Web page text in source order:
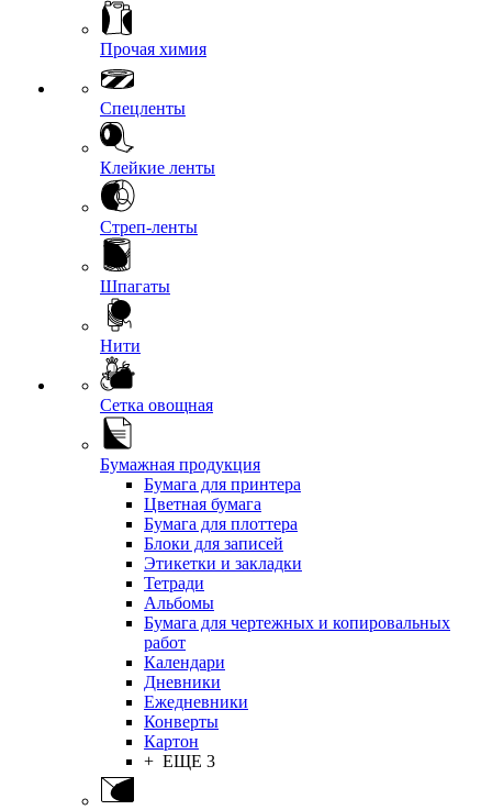
Прочая химия
Спецленты
Клейкие ленты
Стреп-ленты
Шпагаты
Нити
Сетка овощная
Бумажная продукция
Бумага для принтера
Цветная бумага
Бумага для плоттера
Блоки для записей
Этикетки и закладки
Тетради
Альбомы
Бумага для чертежных и копировальных
работ
Календари
Дневники
Ежедневники
Конверты
Картон
+ ЕЩЕ 3